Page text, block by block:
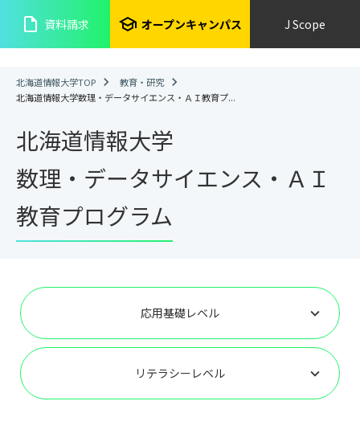
insert_drive_file 資料請求 school オープンキャンパス J Scope
北海道情報大学TOP
教育・研究
北海道情報大学数理・データサイエンス・ＡＩ教育プ...
北海道情報大学
数理・データサイエンス・ＡＩ
教育プログラム
応用基礎レベル
リテラシーレベル